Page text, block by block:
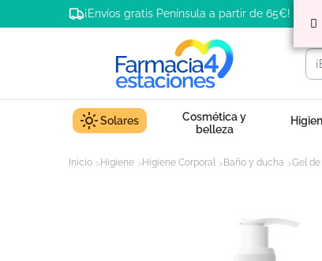
¡Envíos gratis Península a partir de 65€!
Solares
Cosmética y
belleza
Inicio Higiene Higiene Corporal Baño y ducha Gel